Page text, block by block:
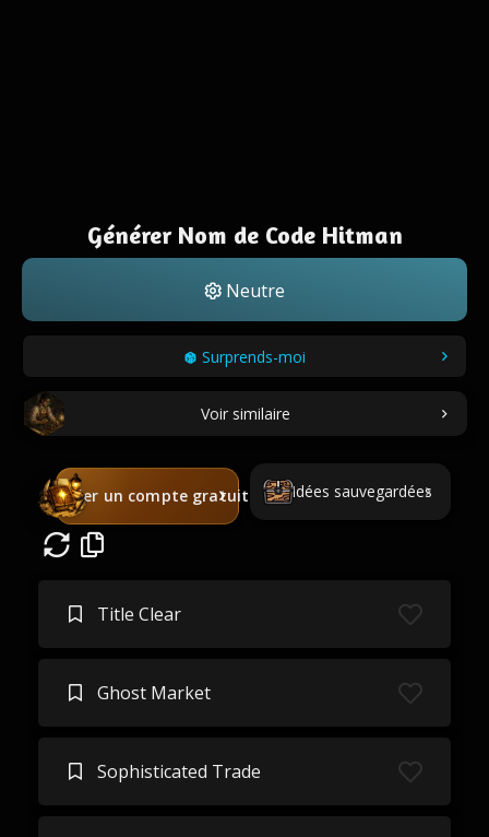
Générer Nom de Code Hitman
Neutre
Surprends-moi
Voir similaire
Créer un compte gratuit Idées sauvegardées
Title Clear
Ghost Market
Sophisticated Trade